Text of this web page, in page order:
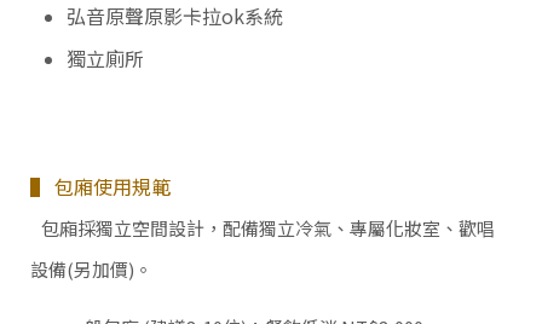
弘音原聲原影卡拉ok系統
獨立廁所
▌ 包廂使用規範
包廂採獨立空間設計，配備獨立冷氣、專屬化妝室、歡唱
設備(另加價)。